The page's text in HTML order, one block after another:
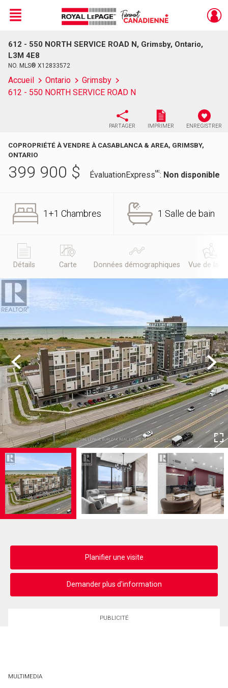
Live
En Direct
Menu
612 - 550 NORTH SERVICE ROAD N, Grimsby, Ontario,
L3M 4E8
NO. MLS® X12833572
Accueil Ontario
Grimsby
612 - 550 NORTH SERVICE ROAD N
PARTAGER IMPRIMER ENREGISTRER
COPROPRIÉTÉ À VENDRE À CASABLANCA & AREA, GRIMSBY,
ONTARIO
399 900 $ ÉvaluationExpressMC: Non disponible
1+1 Chambres 1 Salle de bain
Détails Carte Données démographiques Vue de la
Previous Next
Planifier une visite
Demander plus d'information
PUBLICITÉ
MULTIMEDIA